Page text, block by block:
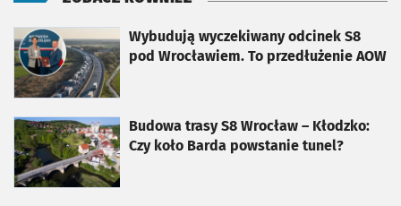
Wybudują wyczekiwany odcinek S8
pod Wrocławiem. To przedłużenie AOW
otworzy się w nowej karcie
Budowa trasy S8 Wrocław – Kłodzko:
Czy koło Barda powstanie tunel?
otworzy się w nowej karcie